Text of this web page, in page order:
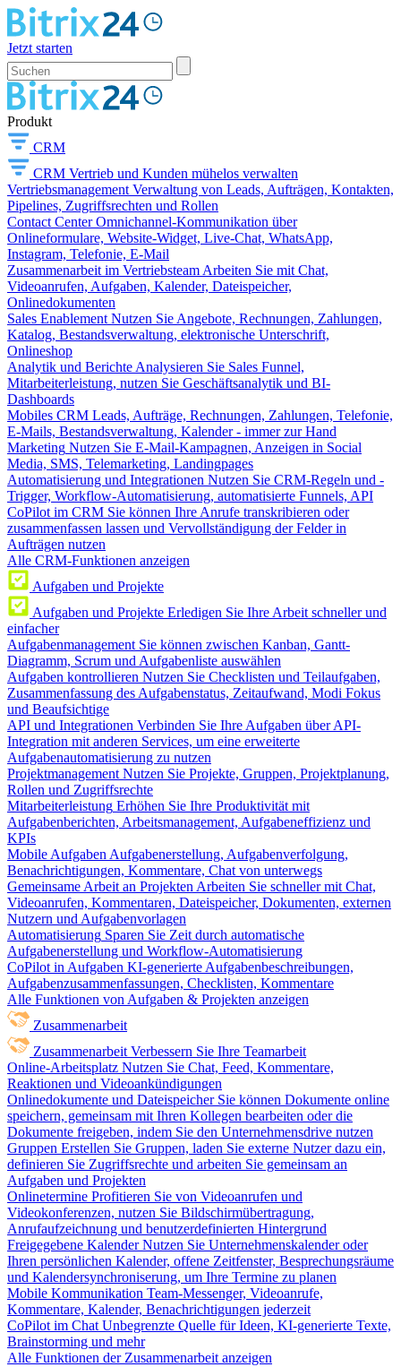
Jetzt starten
Produkt
CRM
CRM Vertrieb und Kunden mühelos verwalten
Vertriebsmanagement Verwaltung von Leads, Aufträgen, Kontakten,
Pipelines, Zugriffsrechten und Rollen
Contact Center Omnichannel-Kommunikation über
Onlineformulare, Website-Widget, Live-Chat, WhatsApp,
Instagram, Telefonie, E-Mail
Zusammenarbeit im Vertriebsteam Arbeiten Sie mit Chat,
Videoanrufen, Aufgaben, Kalender, Dateispeicher,
Onlinedokumenten
Sales Enablement Nutzen Sie Angebote, Rechnungen, Zahlungen,
Katalog, Bestandsverwaltung, elektronische Unterschrift,
Onlineshop
Analytik und Berichte Analysieren Sie Sales Funnel,
Mitarbeiterleistung, nutzen Sie Geschäftsanalytik und BI-
Dashboards
Mobiles CRM Leads, Aufträge, Rechnungen, Zahlungen, Telefonie,
E-Mails, Bestandsverwaltung, Kalender - immer zur Hand
Marketing Nutzen Sie E-Mail-Kampagnen, Anzeigen in Social
Media, SMS, Telemarketing, Landingpages
Automatisierung und Integrationen Nutzen Sie CRM-Regeln und -
Trigger, Workflow-Automatisierung, automatisierte Funnels, API
CoPilot im CRM Sie können Ihre Anrufe transkribieren oder
zusammenfassen lassen und Vervollständigung der Felder in
Aufträgen nutzen
Alle CRM-Funktionen anzeigen
Aufgaben und Projekte
Aufgaben und Projekte Erledigen Sie Ihre Arbeit schneller und
einfacher
Aufgabenmanagement Sie können zwischen Kanban, Gantt-
Diagramm, Scrum und Aufgabenliste auswählen
Aufgaben kontrollieren Nutzen Sie Checklisten und Teilaufgaben,
Zusammenfassung des Aufgabenstatus, Zeitaufwand, Modi Fokus
und Beaufsichtige
API und Integrationen Verbinden Sie Ihre Aufgaben über API-
Integration mit anderen Services, um eine erweiterte
Aufgabenautomatisierung zu nutzen
Projektmanagement Nutzen Sie Projekte, Gruppen, Projektplanung,
Rollen und Zugriffsrechte
Mitarbeiterleistung Erhöhen Sie Ihre Produktivität mit
Aufgabenberichten, Arbeitsmanagement, Aufgabeneffizienz und
KPIs
Mobile Aufgaben Aufgabenerstellung, Aufgabenverfolgung,
Benachrichtigungen, Kommentare, Chat von unterwegs
Gemeinsame Arbeit an Projekten Arbeiten Sie schneller mit Chat,
Videoanrufen, Kommentaren, Dateispeicher, Dokumenten, externen
Nutzern und Aufgabenvorlagen
Automatisierung Sparen Sie Zeit durch automatische
Aufgabenerstellung und Workflow-Automatisierung
CoPilot in Aufgaben KI-generierte Aufgabenbeschreibungen,
Aufgabenzusammenfassungen, Checklisten, Kommentare
Alle Funktionen von Aufgaben & Projekten anzeigen
Zusammenarbeit
Zusammenarbeit Verbessern Sie Ihre Teamarbeit
Online-Arbeitsplatz Nutzen Sie Chat, Feed, Kommentare,
Reaktionen und Videoankündigungen
Onlinedokumente und Dateispeicher Sie können Dokumente online
speichern, gemeinsam mit Ihren Kollegen bearbeiten oder die
Dokumente freigeben, indem Sie den Unternehmensdrive nutzen
Gruppen Erstellen Sie Gruppen, laden Sie externe Nutzer dazu ein,
definieren Sie Zugriffsrechte und arbeiten Sie gemeinsam an
Aufgaben und Projekten
Onlinetermine Profitieren Sie von Videoanrufen und
Videokonferenzen, nutzen Sie Bildschirmübertragung,
Anrufaufzeichnung und benutzerdefinierten Hintergrund
Freigegebene Kalender Nutzen Sie Unternehmenskalender oder
Ihren persönlichen Kalender, offene Zeitfenster, Besprechungsräume
und Kalendersynchroniserung, um Ihre Termine zu planen
Mobile Kommunikation Team-Messenger, Videoanrufe,
Kommentare, Kalender, Benachrichtigungen jederzeit
CoPilot im Chat Unbegrenzte Quelle für Ideen, KI-generierte Texte,
Brainstorming und mehr
Alle Funktionen der Zusammenarbeit anzeigen